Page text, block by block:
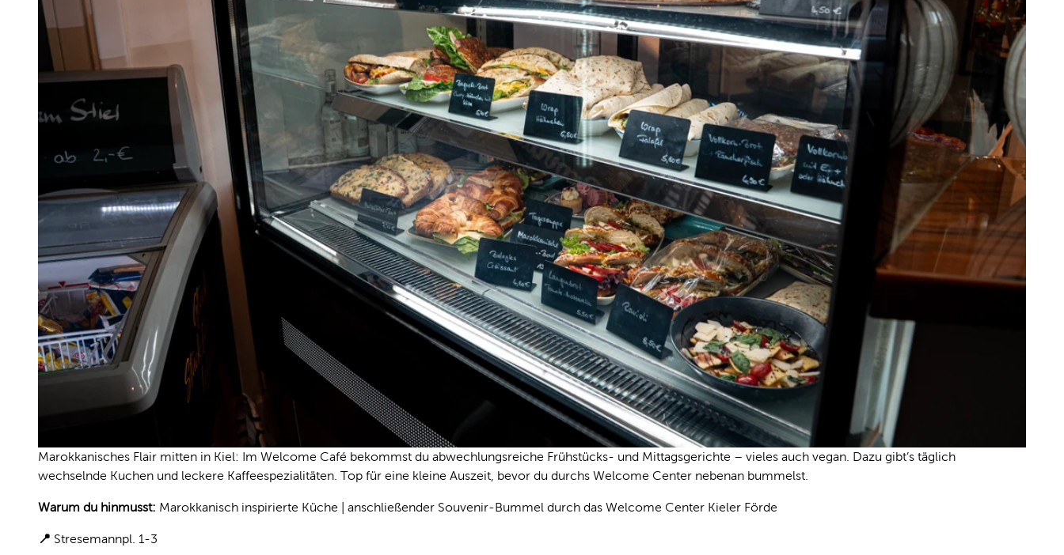
Marokkanisches Flair mitten in Kiel: Im Welcome Café bekommst du abwechlungsreiche Frühstücks- und Mittagsgerichte – vieles auch vegan. Dazu gibt’s täglich
wechselnde Kuchen und leckere Kaffeespezialitäten. Top für eine kleine Auszeit, bevor du durchs Welcome Center nebenan bummelst.
Warum du hinmusst: Marokkanisch inspirierte Küche | anschließender Souvenir-Bummel durch das Welcome Center Kieler Förde
📍 Stresemannpl. 1-3